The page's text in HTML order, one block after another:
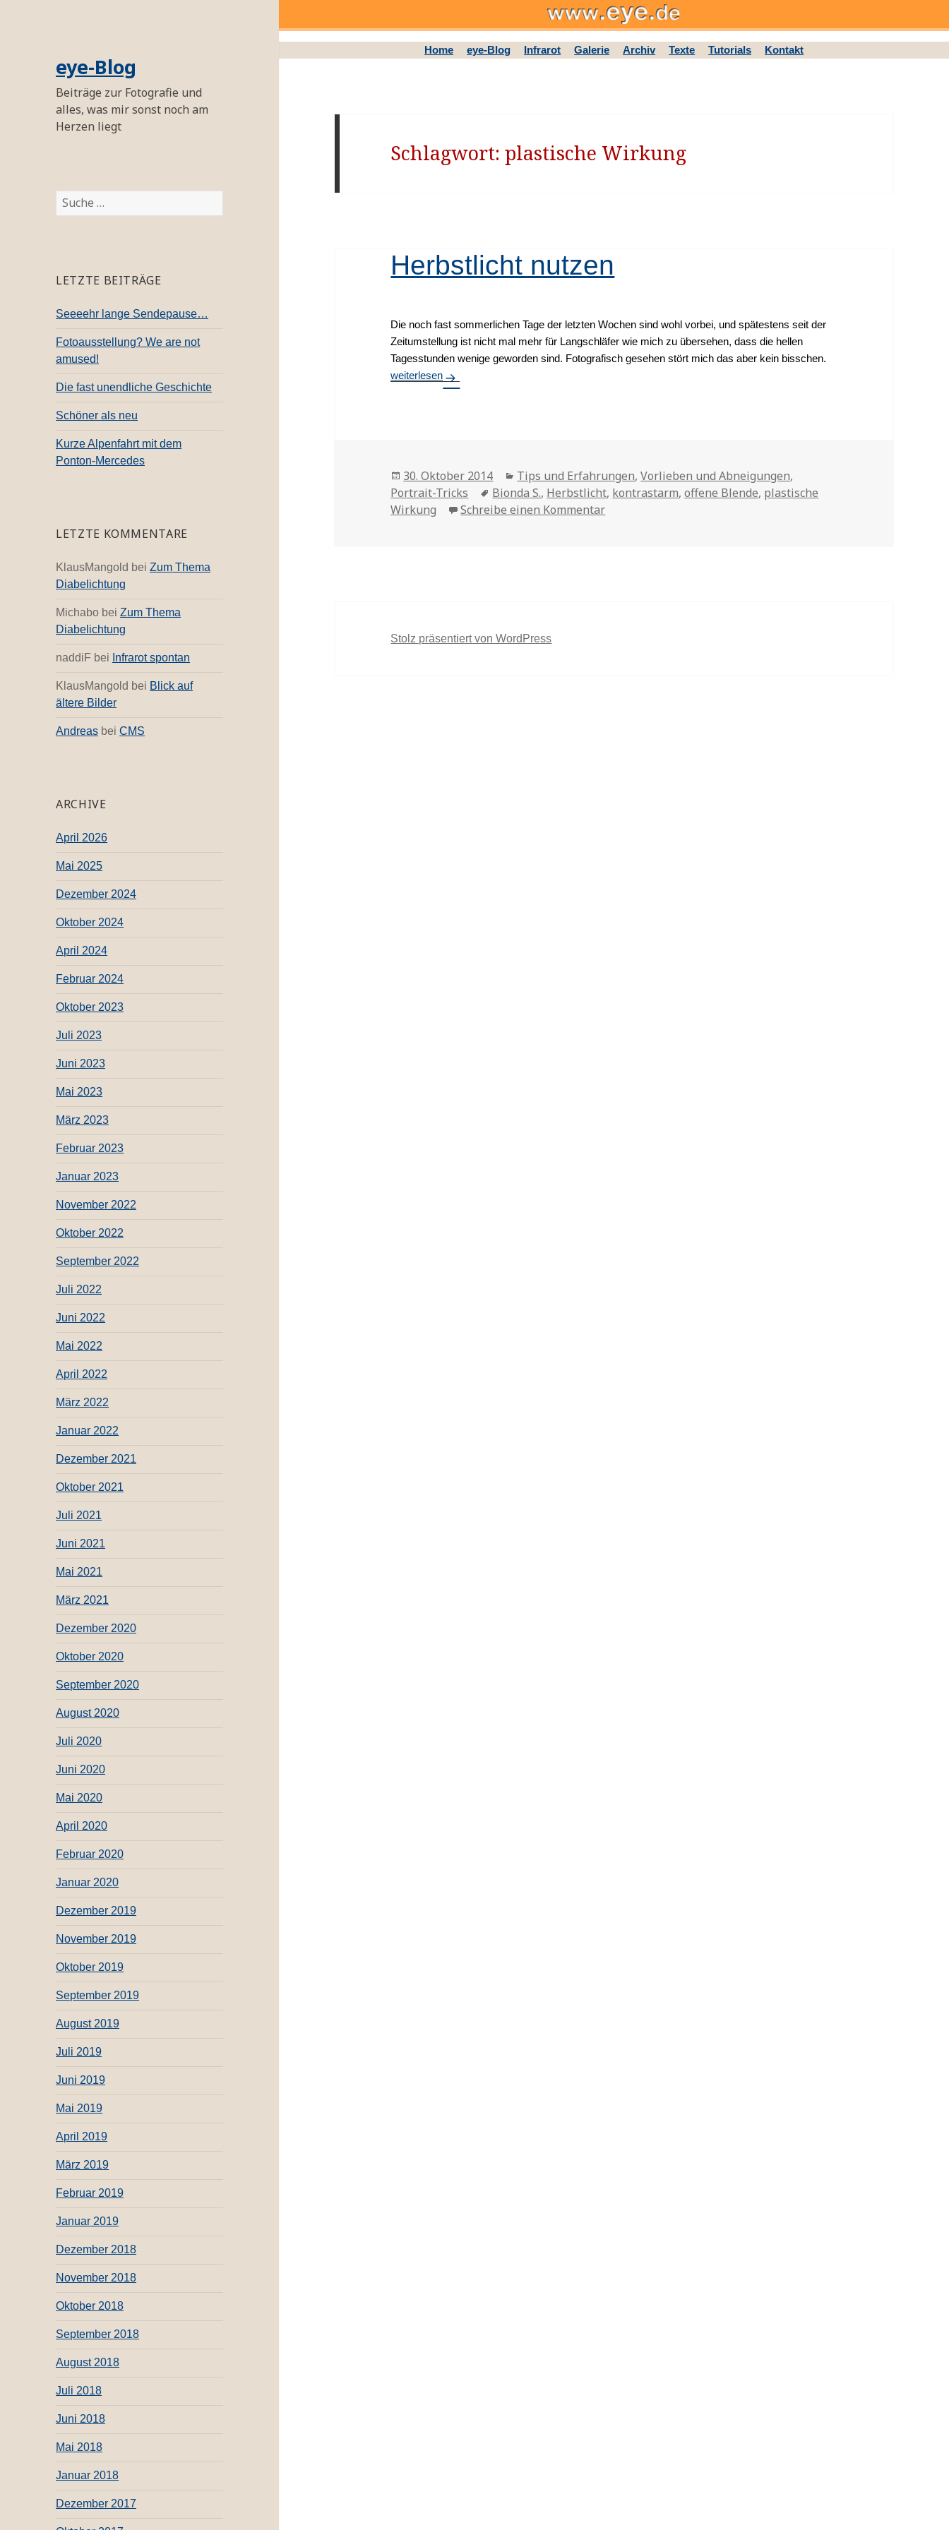
eye-Blog
Beiträge zur Fotografie und
alles, was mir sonst noch am
Herzen liegt
S
u
n
c
:
LETZTE BEITRÄGE
Seeeehr lange Sendepause…
Fotoausstellung? We are not
amused!
Die fast unendliche Geschichte
Schöner als neu
Kurze Alpenfahrt mit dem
Ponton-Mercedes
LETZTE KOMMENTARE
KlausMangold beiZum Thema
Diabelichtung
Michabo beiZum Thema
Diabelichtung
naddiF bei Infrarot spontan
KlausMangold bei Blick auf
ältere Bilder
Andreas beiCMS
ARCHIVE
April 2026
Mai 2025
Dezember 2024
Oktober 2024
April 2024
Februar 2024
Oktober 2023
Juli 2023
Juni 2023
Mai 2023
März 2023
Februar 2023
Januar 2023
November 2022
Oktober 2022
September 2022
Juli 2022
Juni 2022
Mai 2022
April 2022
März 2022
Januar 2022
Dezember 2021
Oktober 2021
Juli 2021
Juni 2021
Mai 2021
März 2021
Dezember 2020
Oktober 2020
September 2020
August 2020
Juli 2020
Juni 2020
Mai 2020
April 2020
Februar 2020
Januar 2020
Dezember 2019
November 2019
Oktober 2019
September 2019
August 2019
Juli 2019
Juni 2019
Mai 2019
April 2019
März 2019
Februar 2019
Januar 2019
Dezember 2018
November 2018
Oktober 2018
September 2018
August 2018
Juli 2018
Juni 2018
Mai 2018
Januar 2018
Dezember 2017
Home eye-Blog Infrarot Galerie Archiv Texte Tutorials Kontakt
Schlagwort: plastische Wirkung
Herbstlicht nutzen
Die noch fast sommerlichen Tage der letzten Wochen sind wohl vorbei, und spätestens seit der
Zeitumstellung ist nicht mal mehr für Langschläfer wie mich zu übersehen, dass die hellen
Tagesstunden wenige geworden sind. Fotografisch gesehen stört mich das aber kein bisschen.
Herbstlicht nutzen
weiterlesen
Veröffentlicht
am
30. Oktober 2014 Kategorien
Tips und Erfahrungen,Vorlieben und Abneigungen,
Portrait-Tricks
Tags
Bionda S., Herbstlicht, kontrastarm,offene Blende, plastische
Wirkung
Schreibe einen Kommentar
Stolz präsentiert von WordPress